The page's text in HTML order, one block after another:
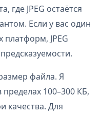
где JPEG остаётся
Если у вас один
платформ, JPEG
файла. Я
100–300 КБ,
качества. Для